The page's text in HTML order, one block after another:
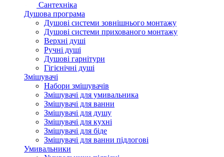
Сантехніка
Душова програма
Душові системи зовнішнього монтажу
Душові системи прихованого монтажу
Верхні душі
Ручні душі
Душові гарнітури
Гігієнічні душі
Змішувачі
Набори змішувачів
Змішувачі для умивальника
Змішувачі для ванни
Змішувачі для душу
Змішувачі для кухні
Змішувачі для біде
Змішувачі для ванни підлогові
Умивальники